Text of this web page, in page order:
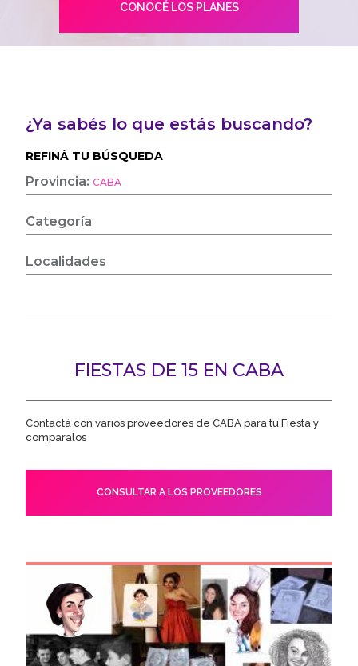
CONOCÉ LOS PLANES
¿Ya sabés lo que estás buscando?
REFINÁ TU BÚSQUEDA
Provincia:CABA
Categoría
Localidades
FIESTAS DE 15 EN CABA
Contactá con varios proveedores de CABA para tu Fiesta y
comparalos
CONSULTAR A LOS PROVEEDORES